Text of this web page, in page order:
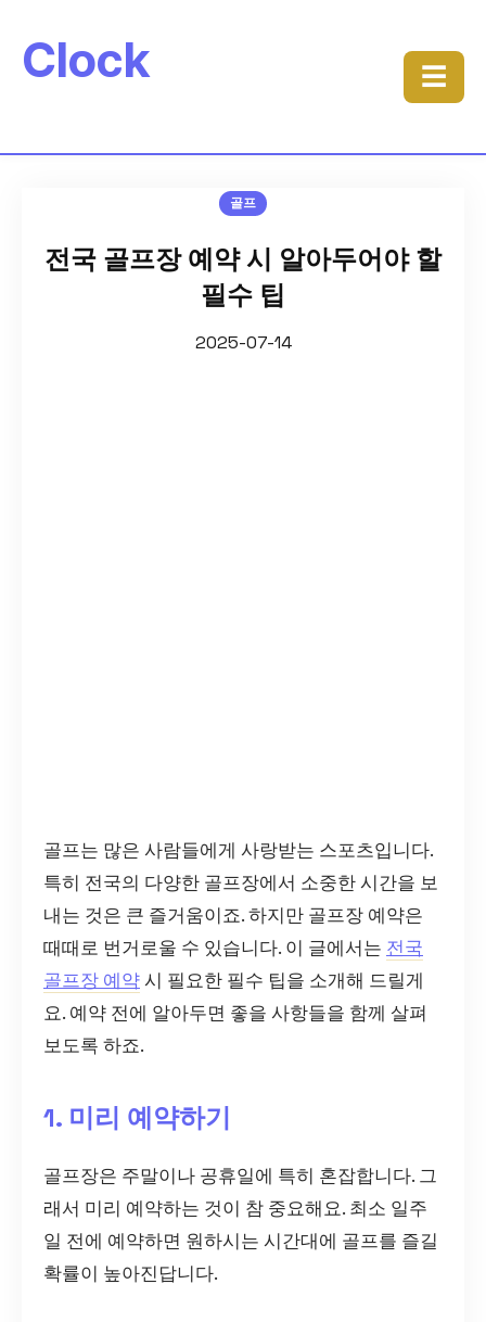
Clock ☰
골프
전국 골프장 예약 시 알아두어야 할
필수 팁
2025-07-14
골프는 많은 사람들에게 사랑받는 스포츠입니다.
특히 전국의 다양한 골프장에서 소중한 시간을 보
내는 것은 큰 즐거움이죠. 하지만 골프장 예약은
때때로 번거로울 수 있습니다. 이 글에서는 전국
골프장 예약시 필요한 필수 팁을 소개해 드릴게
요. 예약 전에 알아두면 좋을 사항들을 함께 살펴
보도록 하죠.
1. 미리 예약하기
골프장은 주말이나 공휴일에 특히 혼잡합니다. 그
래서 미리 예약하는 것이 참 중요해요. 최소 일주
일 전에 예약하면 원하시는 시간대에 골프를 즐길
확률이 높아진답니다.